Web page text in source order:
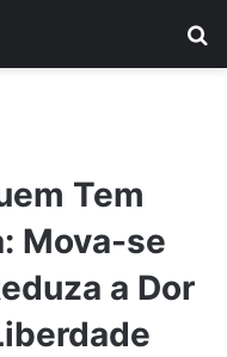
Tem
Mova-se
a Dor